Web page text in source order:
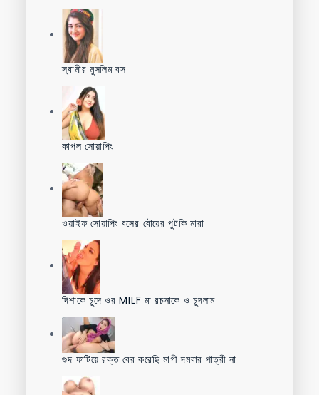
স্বামীর মুসলিম বস
কাপল সোয়াপিং
ওয়াইফ সোয়াপিং বসের বৌয়ের পুটকি মারা
দিশাকে চুদে ওর MILF মা রচনাকে ও চুদলাম
গুদ ফাটিয়ে রক্ত বের করেছি মাগী দমবার পাত্রী না